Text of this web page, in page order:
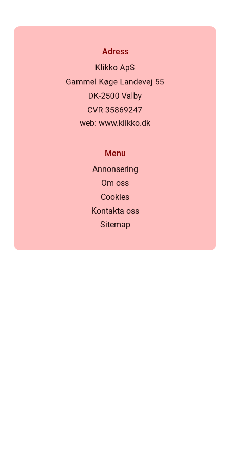
Adress
web: www.klikko.dk
Menu
Annonsering
Om oss
Cookies
Kontakta oss
Sitemap